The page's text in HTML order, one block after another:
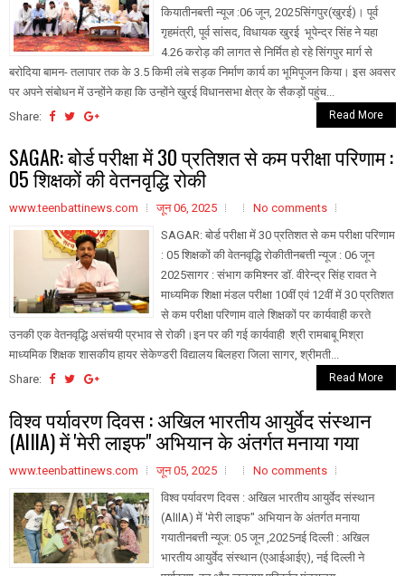
कियातीनबत्ती न्यूज :06 जून, 2025सिंगपुर(खुरई)। पूर्व
गृहमंत्री, पूर्व सांसद, विधायक खुरई भूपेन्द्र सिंह ने यहा
4.26 करोड़ की लागत से निर्मित हो रहे सिंगपुर मार्ग से
बरोदिया बामन- तलापार तक के 3.5 किमी लंबे सड़क निर्माण कार्य का भूमिपूजन किया। इस अवसर
पर अपने संबोधन में उन्होंने कहा कि उन्होंने खुरई विधानसभा क्षेत्र के सैकड़ों पहुंच...
Share:
Read More
SAGAR: बोर्ड परीक्षा में 30 प्रतिशत से कम परीक्षा परिणाम :
05 शिक्षकों की वेतनवृद्धि रोकी
www.teenbattinews.com जून 06, 2025
No comments
SAGAR: बोर्ड परीक्षा में 30 प्रतिशत से कम परीक्षा परिणाम
: 05 शिक्षकों की वेतनवृद्धि रोकीतीनबत्ती न्यूज : 06 जून
2025सागर : संभाग कमिश्नर डॉ. वीरेन्द्र सिंह रावत ने
माध्यमिक शिक्षा मंडल परीक्षा 10वीं एवं 12वीं में 30 प्रतिशत
से कम परीक्षा परिणाम वाले शिक्षकों पर कार्यवाही करते
उनकी एक वेतनवृद्धि असंचयी प्रभाव से रोकी।इन पर की गई कार्यवाही श्री रामबाबू मिश्रा
माध्यमिक शिक्षक शासकीय हायर सेकेण्डरी विद्यालय बिलहरा जिला सागर, श्रीमती...
Share:
Read More
विश्व पर्यावरण दिवस : अखिल भारतीय आयुर्वेद संस्थान
(AlIlA) में 'मेरी लाइफ" अभियान के अंतर्गत मनाया गया
www.teenbattinews.com जून 05, 2025
No comments
विश्व पर्यावरण दिवस : अखिल भारतीय आयुर्वेद संस्थान
(AlIlA) में 'मेरी लाइफ" अभियान के अंतर्गत मनाया
गयातीनबत्ती न्यूज: 05 जून ,2025नई दिल्ली : अखिल
भारतीय आयुर्वेद संस्थान (एआईआईए), नई दिल्ली ने